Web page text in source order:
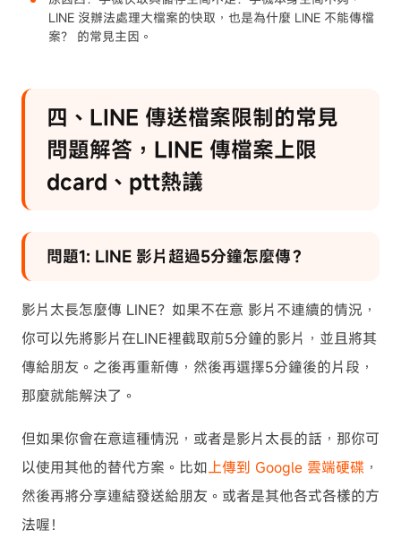
LINE 沒辦法處理大檔案的快取，也是為什麼 LINE 不能傳檔
案？ 的常見主因。
四、LINE 傳送檔案限制的常見
問題解答，LINE 傳檔案上限
dcard、ptt熱議
問題1: LINE 影片超過5分鐘怎麼傳？
影片太長怎麼傳 LINE？如果不在意 影片不連續的情況，
你可以先將影片在LINE裡截取前5分鐘的影片，並且將其
傳給朋友。之後再重新傳，然後再選擇5分鐘後的片段，
那麼就能解決了。
但如果你會在意這種情況，或者是影片太長的話，那你可
以使用其他的替代方案。比如上傳到 Google 雲端硬碟 ，
然後再將分享連結發送給朋友。或者是其他各式各樣的方
法喔！